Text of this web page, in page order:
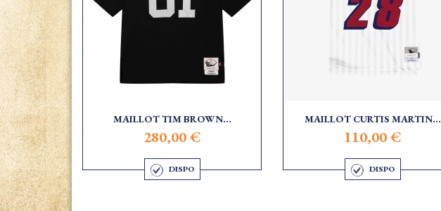
MAILLOT TIM BROWN...
280,00 €
DISPO
MAILLOT CURTIS MARTIN...
110,00 €
DISPO